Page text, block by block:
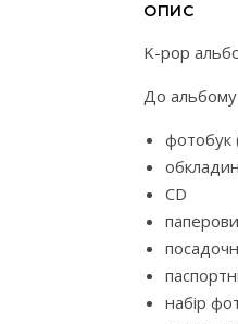
ОПИС
K-pop
До
фотобук
CD
набір